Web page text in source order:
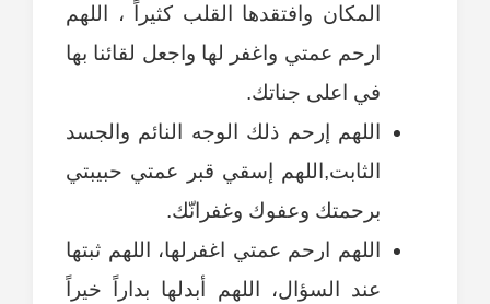
المكان وافتقدها القلب كثيراً ، اللهم
ارحم عمتي واغفر لها واجعل لقائنا بها
في اعلى جناتك.
اللهم إرحم ذلك الوجه النائم والجسد
الثابت,اللهم إسقي قبر عمتي حبيبتي
برحمتك وعفوك وغفرانّك.
اللهم ارحم عمتي اغفرلها، اللهم ثبتها
عند السؤال، اللهم أبدلها بداراً خيراً